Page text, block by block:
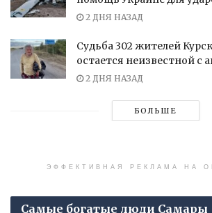
2 ДНЯ НАЗАД
Судьба 302 жителей
остается неизвестной с
2 ДНЯ НАЗАД
БОЛЬШЕ
ЭФФЕКТИВНАЯ РЕКЛАМА НА
Самые богатые люди Самары